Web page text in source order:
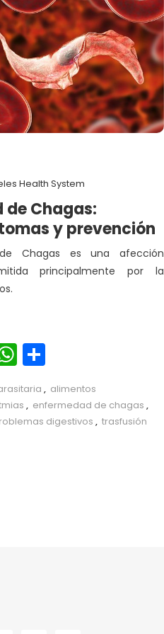
Health System
de Chagas:
y prevención
Chagas es una afección
principalmente por la
WhatsApp
, alimentos
, enfermedad de chagas ,
digestivos , trasfusión